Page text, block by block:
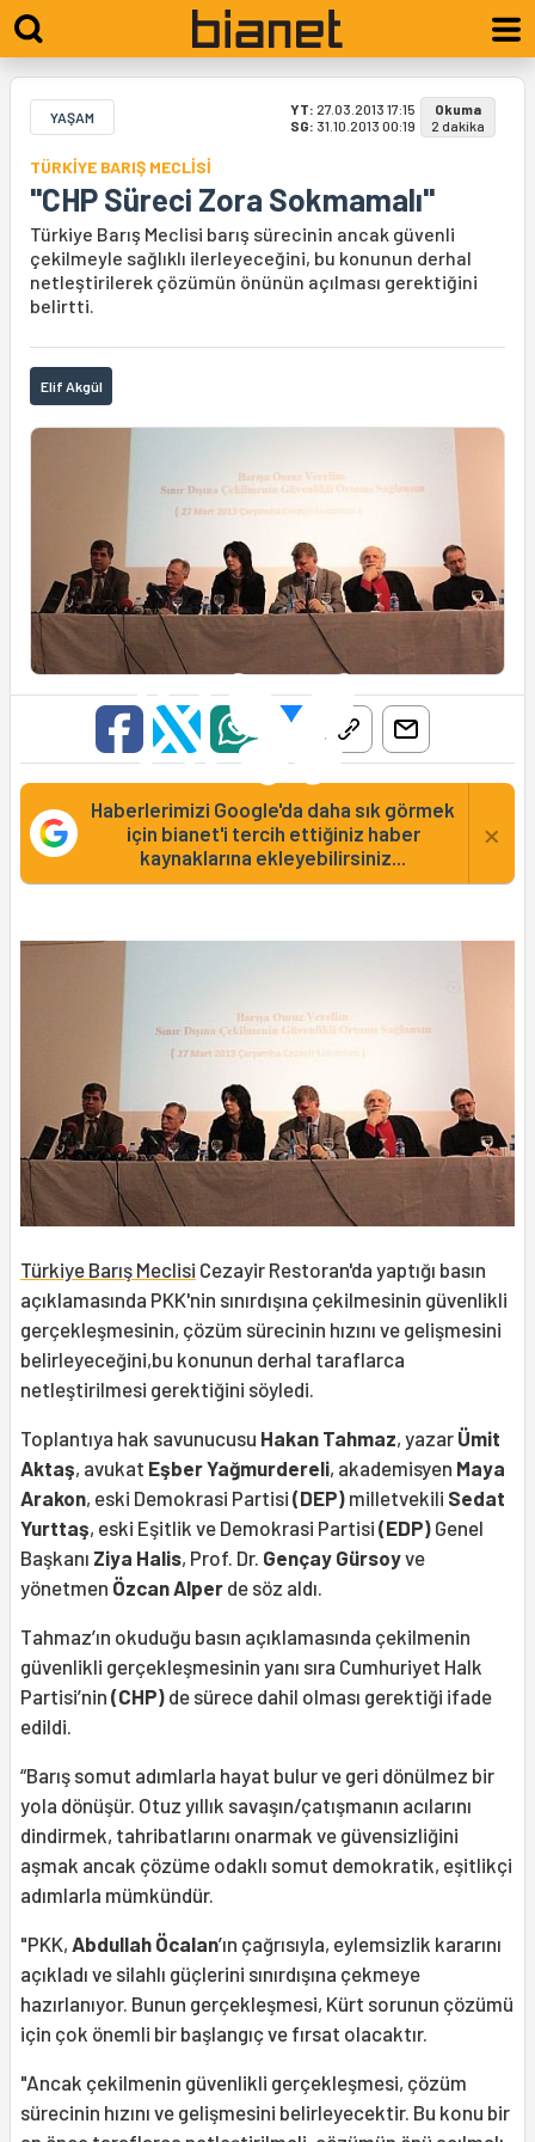
YAŞAM YT: 27.03.2013 17:15
SG: 31.10.2013 00:19
Okuma
2 dakika
TÜRKİYE BARIŞ MECLİSİ
"CHP Süreci Zora Sokmamalı"
Türkiye Barış Meclisi barış sürecinin ancak güvenli
çekilmeyle sağlıklı ilerleyeceğini, bu konunun derhal
netleştirilerek çözümün önünün açılması gerektiğini
belirtti.
Elif Akgül
Haberlerimizi Google'da daha sık görmek
için bianet'i tercih ettiğiniz haber
kaynaklarına ekleyebilirsiniz...
×
Türkiye Barış Meclisi Cezayir Restoran'da yaptığı basın
açıklamasında PKK'nin sınırdışına çekilmesinin güvenlikli
gerçekleşmesinin, çözüm sürecinin hızını ve gelişmesini
belirleyeceğini,bu konunun derhal taraflarca
netleştirilmesi gerektiğini söyledi.
Toplantıya hak savunucusu Hakan Tahmaz, yazar Ümit
Aktaş, avukat Eşber Yağmurdereli, akademisyen Maya
Arakon, eski Demokrasi Partisi (DEP) milletvekili Sedat
Yurttaş, eski Eşitlik ve Demokrasi Partisi (EDP) Genel
Başkanı Ziya Halis, Prof. Dr. Gençay Gürsoyve
yönetmen Özcan Alper de söz aldı.
Tahmaz’ın okuduğu basın açıklamasında çekilmenin
güvenlikli gerçekleşmesinin yanı sıra Cumhuriyet Halk
Partisi’nin (CHP) de sürece dahil olması gerektiği ifade
edildi.
“Barış somut adımlarla hayat bulur ve geri dönülmez bir
yola dönüşür. Otuz yıllık savaşın/çatışmanın acılarını
dindirmek, tahribatlarını onarmak ve güvensizliğini
aşmak ancak çözüme odaklı somut demokratik, eşitlikçi
adımlarla mümkündür.
"PKK, Abdullah Öcalan’ın çağrısıyla, eylemsizlik kararını
açıkladı ve silahlı güçlerini sınırdışına çekmeye
hazırlanıyor. Bunun gerçekleşmesi, Kürt sorunun çözümü
için çok önemli bir başlangıç ve fırsat olacaktır.
"Ancak çekilmenin güvenlikli gerçekleşmesi, çözüm
sürecinin hızını ve gelişmesini belirleyecektir. Bu konu bir